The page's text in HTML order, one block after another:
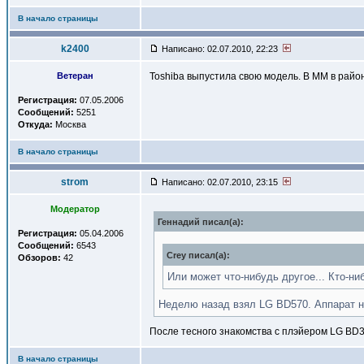
В начало страницы
k2400 Написано: 02.07.2010, 22:23
Ветеран
Регистрация: 07.05.2006
Сообщений: 5251
Откуда: Москва
Toshiba выпустила свою модель. В ММ в
В начало страницы
strom Написано: 02.07.2010, 23:15
Модератор
Регистрация: 05.04.2006
Сообщений: 6543
Обзоров: 42
Геннадий писал(a):
Crey писал(a):
Или может что-нибудь другое... Кто-
Неделю назад взял LG BD570. Аппарат
После тесного знакомства с плэйером LG
В начало страницы